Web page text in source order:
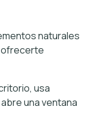
naturales
ofrecerte
usa
una ventana